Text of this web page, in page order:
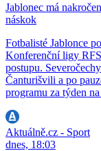
Jablonec má
náskok
Fotbalisté Jablonce
Konferenční ligy
postupu.
Čanturišvili a po
programu za týden
Aktuálně.cz - Sport
dnes, 18:03